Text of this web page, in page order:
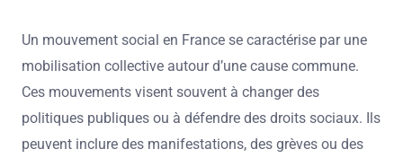
Un mouvement social en France se caractérise par une
mobilisation collective autour d’une cause commune.
Ces mouvements visent souvent à changer des
politiques publiques ou à défendre des droits sociaux. Ils
peuvent inclure des manifestations, des grèves ou des